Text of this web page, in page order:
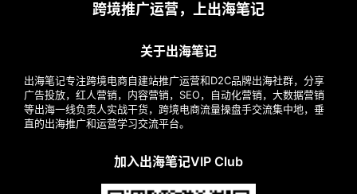
跨境推广运营，上出海笔记
关于出海笔记
出海笔记专注跨境电商自建站推广运营和D2C品牌出海社群，分享
广告投放，红人营销，内容营销，SEO，自动化营销，大数据营销
等出海一线负责人实战干货，跨境电商流量操盘手交流集中地，垂
直的出海推广和运营学习交流平台。
加入出海笔记VIP Club